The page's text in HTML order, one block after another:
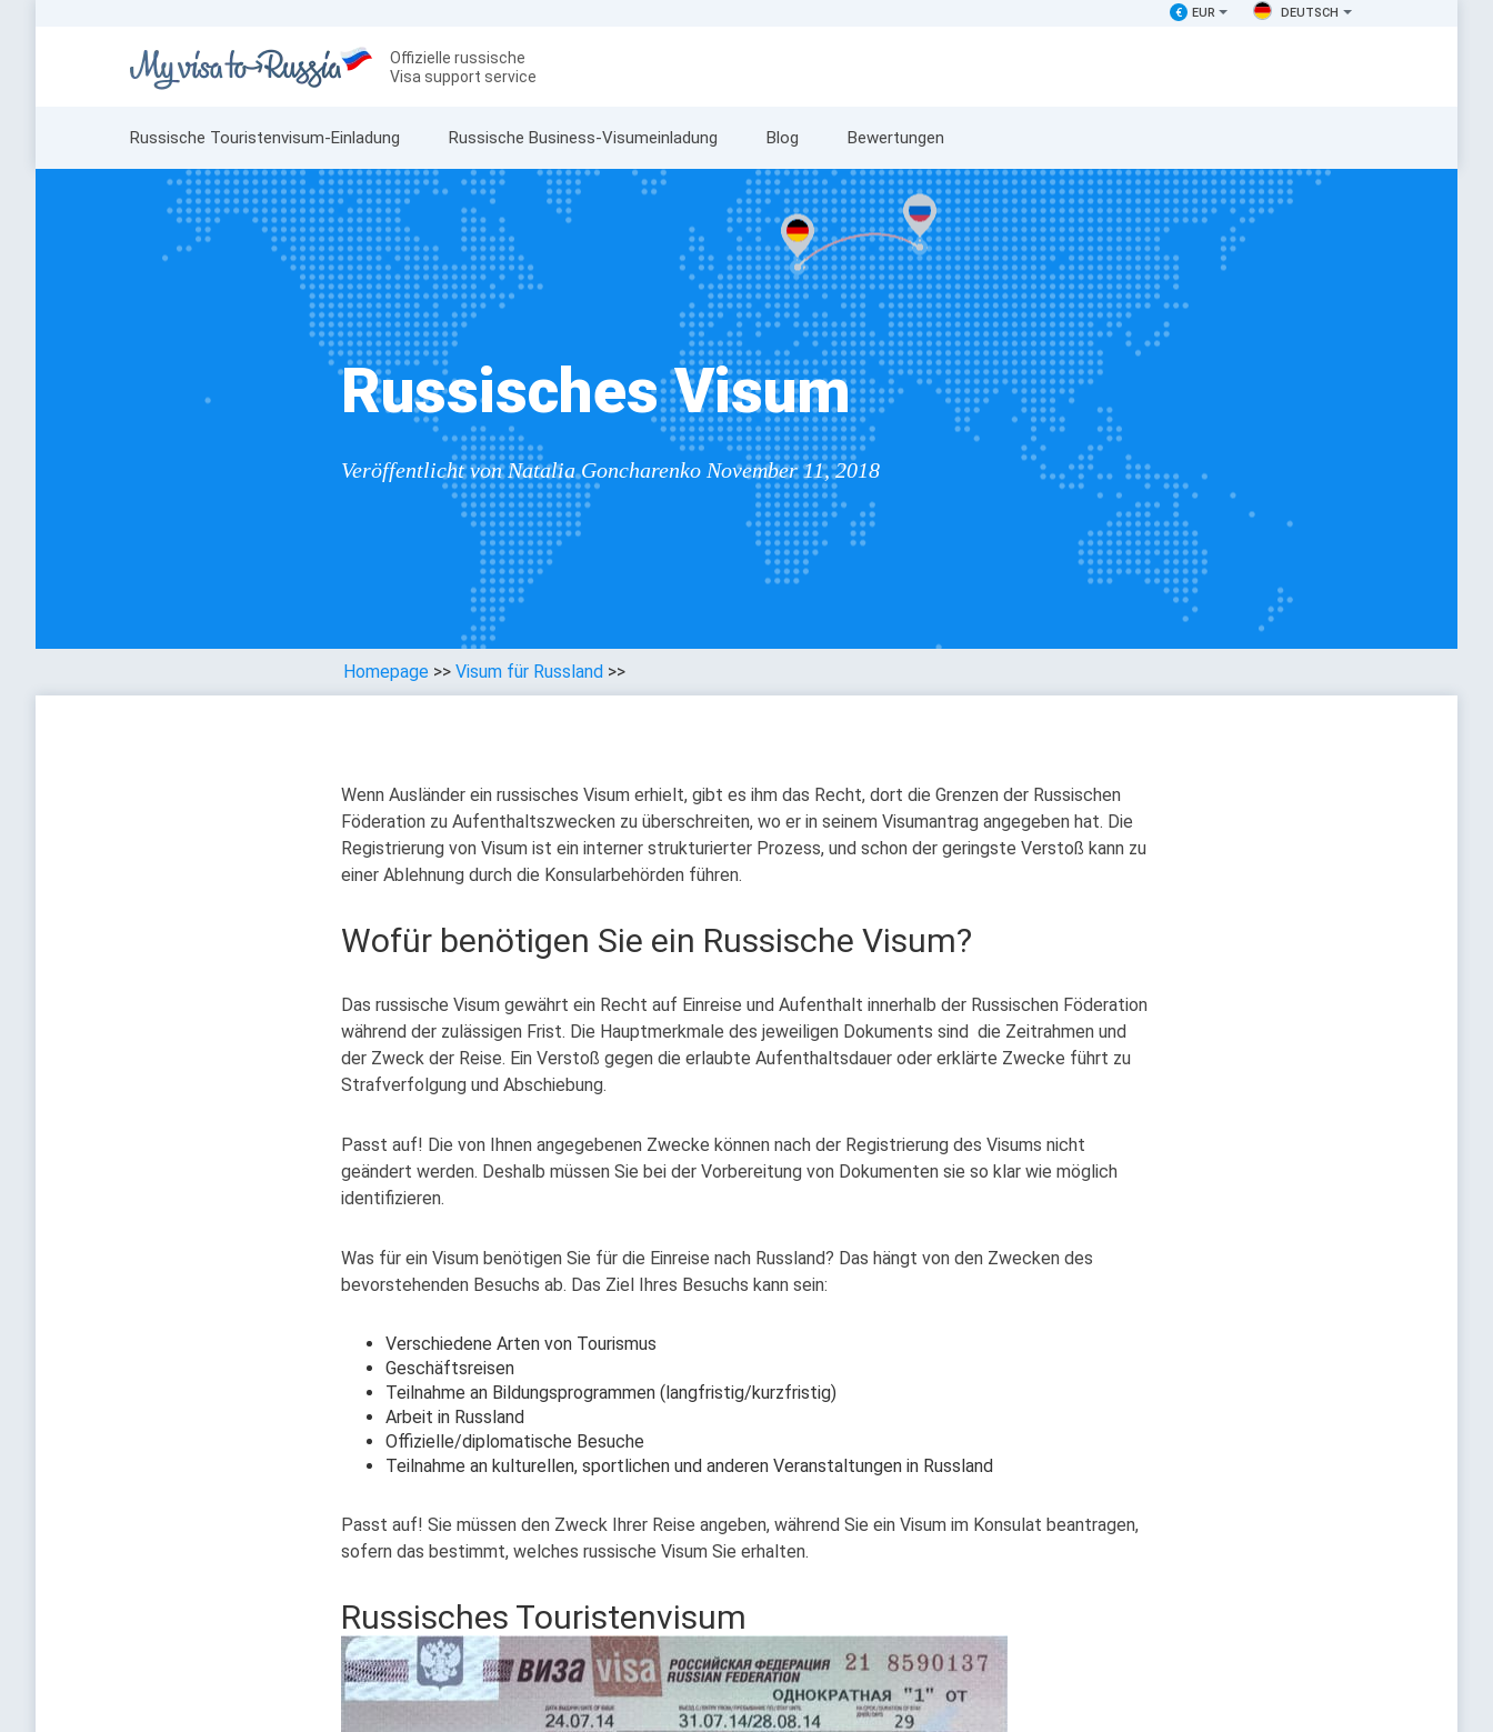
€ EUR DEUTSCH
Offizielle russische
Visa support service
Russische Touristenvisum-Einladung Russische Business-Visumeinladung Blog Bewertungen
Russisches Visum
Veröffentlicht von Natalia Goncharenko November 11, 2018
Homepage >>Visum für Russland >>
Wenn Ausländer ein russisches Visum erhielt, gibt es ihm das Recht, dort die Grenzen der Russischen
Föderation zu Aufenthaltszwecken zu überschreiten, wo er in seinem Visumantrag angegeben hat. Die
Registrierung von Visum ist ein interner strukturierter Prozess, und schon der geringste Verstoß kann zu
einer Ablehnung durch die Konsularbehörden führen.
Wofür benötigen Sie ein Russische Visum?
Das russische Visum gewährt ein Recht auf Einreise und Aufenthalt innerhalb der Russischen Föderation
während der zulässigen Frist. Die Hauptmerkmale des jeweiligen Dokuments sind die Zeitrahmen und
der Zweck der Reise. Ein Verstoß gegen die erlaubte Aufenthaltsdauer oder erklärte Zwecke führt zu
Strafverfolgung und Abschiebung.
Passt auf! Die von Ihnen angegebenen Zwecke können nach der Registrierung des Visums nicht
geändert werden. Deshalb müssen Sie bei der Vorbereitung von Dokumenten sie so klar wie möglich
identifizieren.
Was für ein Visum benötigen Sie für die Einreise nach Russland? Das hängt von den Zwecken des
bevorstehenden Besuchs ab. Das Ziel Ihres Besuchs kann sein:
Verschiedene Arten von Tourismus
Geschäftsreisen
Teilnahme an Bildungsprogrammen (langfristig/kurzfristig)
Arbeit in Russland
Offizielle/diplomatische Besuche
Teilnahme an kulturellen, sportlichen und anderen Veranstaltungen in Russland
Passt auf! Sie müssen den Zweck Ihrer Reise angeben, während Sie ein Visum im Konsulat beantragen,
sofern das bestimmt, welches russische Visum Sie erhalten.
Russisches Touristenvisum